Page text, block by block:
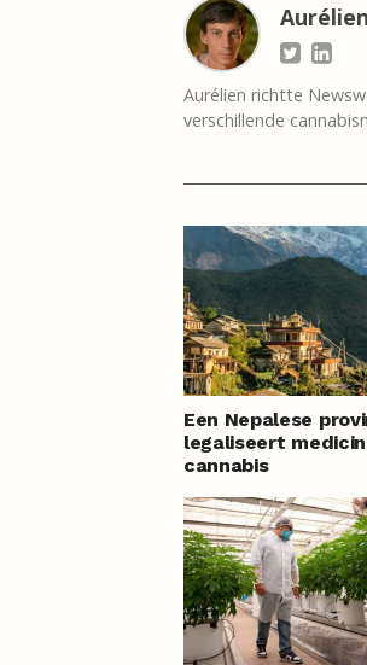
Aurélien richtte
verschillende
Een Nepalese
legaliseert
cannabis